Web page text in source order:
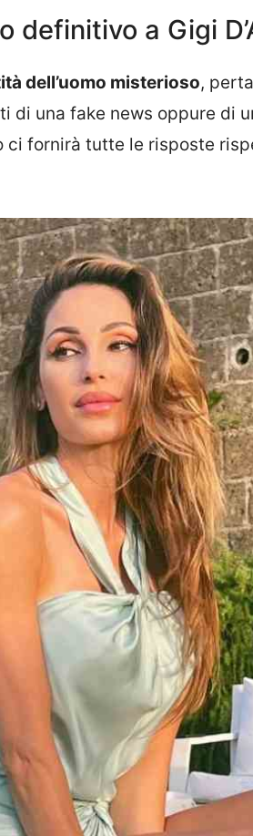
definitivo a Gigi
dell’uomo misterioso,
di una fake news oppure di
ci fornirà tutte le risposte